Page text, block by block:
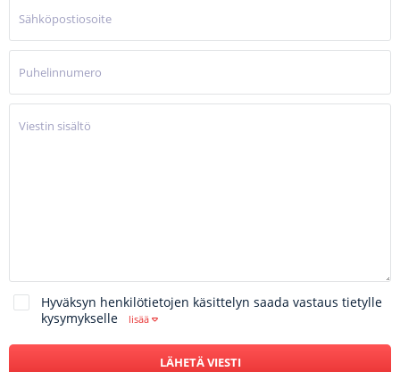
Hyväksyn henkilötietojen käsittelyn saada vastaus tietylle
kysymykselle
lisää
LÄHETÄ VIESTI